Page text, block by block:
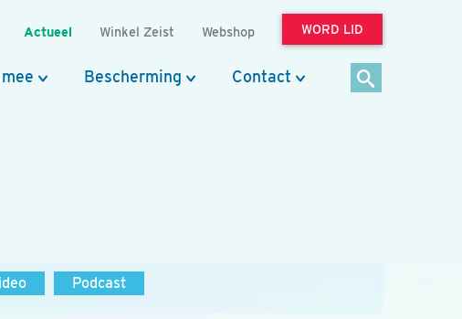
Actueel Winkel Zeist Webshop WORD LID
Bescherming Contact
Podcast